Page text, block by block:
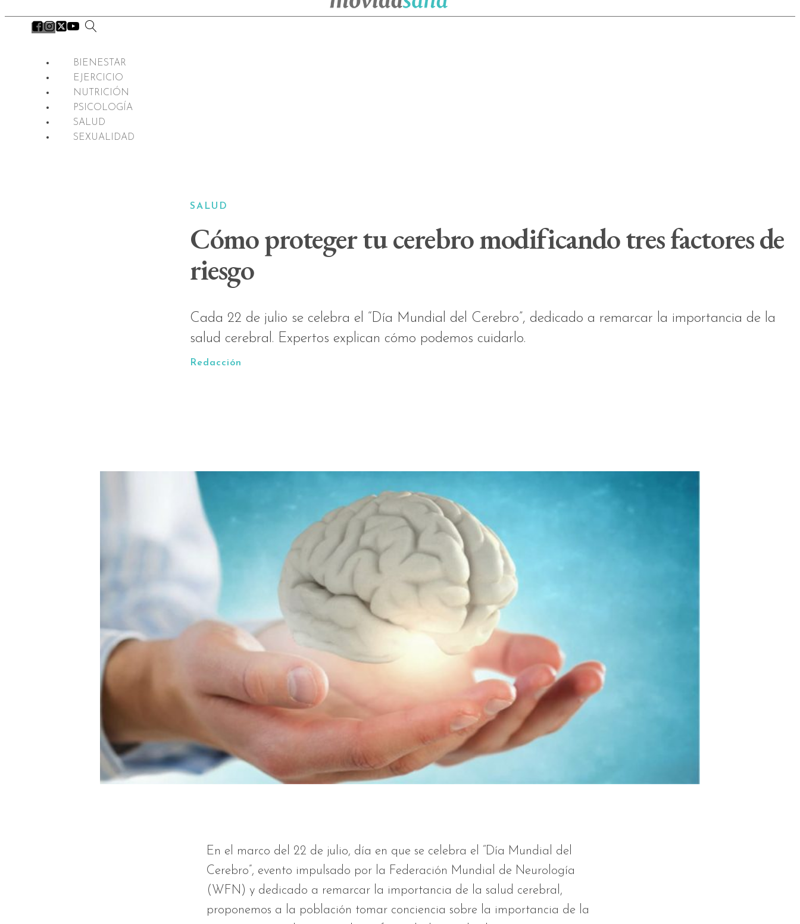
BIENESTAR
EJERCICIO
NUTRICIÓN
PSICOLOGÍA
SALUD
SEXUALIDAD
SALUD
Cómo proteger tu cerebro modificando tres factores de
riesgo
Cada 22 de julio se celebra el “Día Mundial del Cerebro”, dedicado a remarcar la importancia de la
salud cerebral. Expertos explican cómo podemos cuidarlo.
Redacción
En el marco del 22 de julio, día en que se celebra el “Día Mundial del
Cerebro”, evento impulsado por la Federación Mundial de Neurología
(WFN) y dedicado a remarcar la importancia de la salud cerebral,
proponemos a la población tomar conciencia sobre la importancia de la